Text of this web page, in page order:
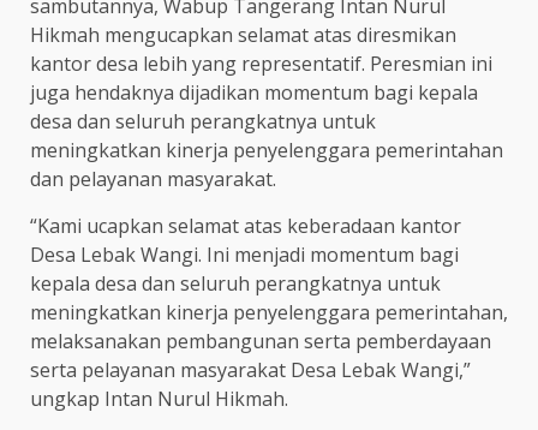
sambutannya, Wabup Tangerang Intan Nurul
Hikmah mengucapkan selamat atas diresmikan
kantor desa lebih yang representatif. Peresmian ini
juga hendaknya dijadikan momentum bagi kepala
desa dan seluruh perangkatnya untuk
meningkatkan kinerja penyelenggara pemerintahan
dan pelayanan masyarakat.
“Kami ucapkan selamat atas keberadaan kantor
Desa Lebak Wangi. Ini menjadi momentum bagi
kepala desa dan seluruh perangkatnya untuk
meningkatkan kinerja penyelenggara pemerintahan,
melaksanakan pembangunan serta pemberdayaan
serta pelayanan masyarakat Desa Lebak Wangi,”
ungkap Intan Nurul Hikmah.